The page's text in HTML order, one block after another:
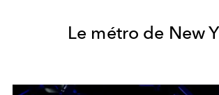
Le métro de New